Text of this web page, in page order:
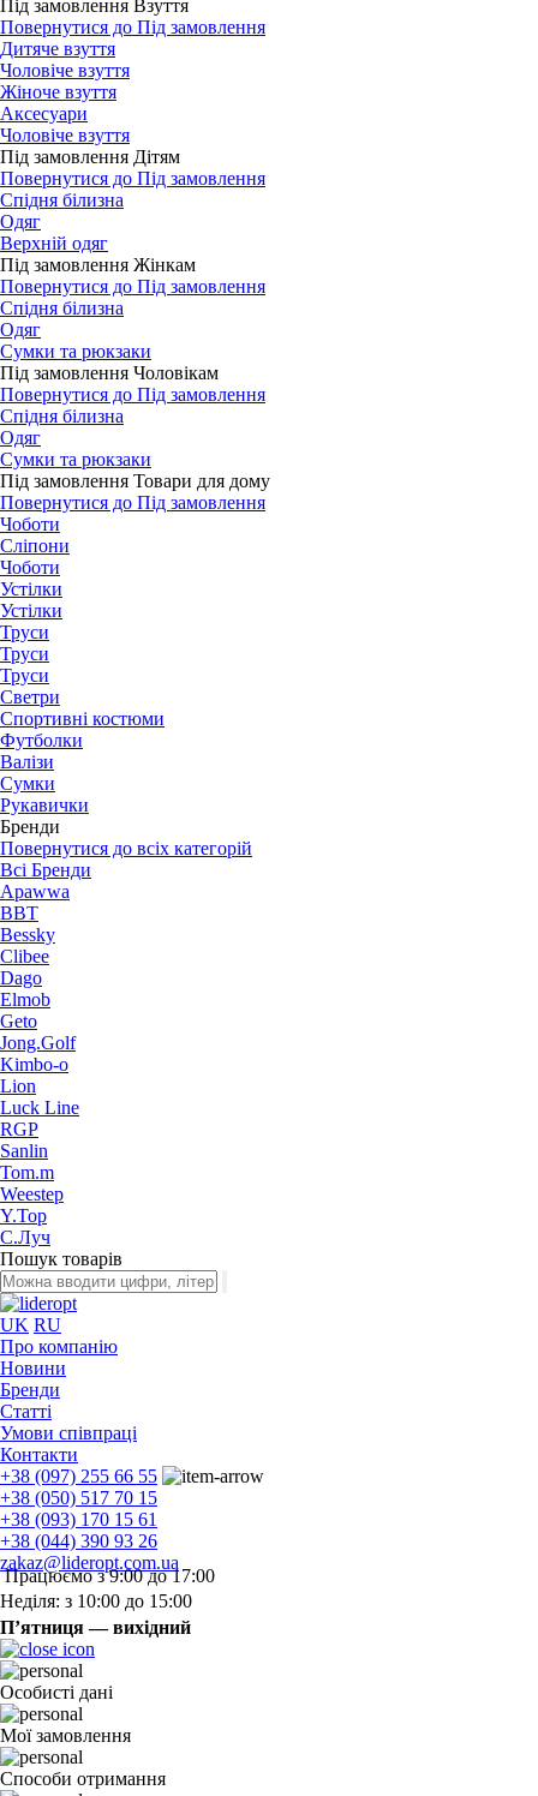
Під замовлення Взуття
Повернутися до Під замовлення
Дитяче взуття
Чоловіче взуття
Жіноче взуття
Аксесуари
Чоловіче взуття
Під замовлення Дітям
Повернутися до Під замовлення
Спідня білизна
Одяг
Верхній одяг
Під замовлення Жінкам
Повернутися до Під замовлення
Спідня білизна
Одяг
Сумки та рюкзаки
Під замовлення Чоловікам
Повернутися до Під замовлення
Спідня білизна
Одяг
Сумки та рюкзаки
Під замовлення Товари для дому
Повернутися до Під замовлення
Чоботи
Сліпони
Чоботи
Устілки
Устілки
Труси
Труси
Труси
Светри
Спортивні костюми
Футболки
Валізи
Сумки
Рукавички
Бренди
Повернутися до всіх категорій
Всі Бренди
Apawwa
BBT
Bessky
Clibee
Dago
Elmob
Geto
Jong.Golf
Kimbo-o
Lion
Luck Line
RGP
Sanlin
Tom.m
Weestep
Y.Top
С.Луч
Пошук товарів
UK RU
Про компанію
Новини
Бренди
Статті
Умови співпраці
Контакти
+38 (097) 255 66 55
+38 (050) 517 70 15
+38 (093) 170 15 61
+38 (044) 390 93 26
zakaz@lideropt.com.ua
Працюємо з 9:00 до 17:00
Неділя: з 10:00 до 15:00
П’ятниця — вихідний
Особисті дані
Мої замовлення
Способи отримання